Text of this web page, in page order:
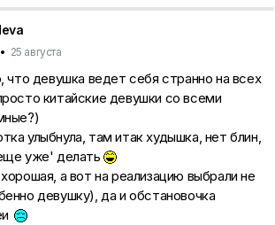
• 25 августа
что девушка ведет себя странно на всех
китайские девушки со всеми
улыбнула, там итак худышка, нет блин,
уже' делать
а вот на реализацию выбрали не
девушку), да и обстановочка